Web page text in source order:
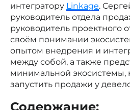
интегратору Linkage.
руководитель отдела
руководитель проектного
своём понимании
опытом внедрения и
между собой, а также
минимальной экосистемы,
запустить продажи у
Содержание: